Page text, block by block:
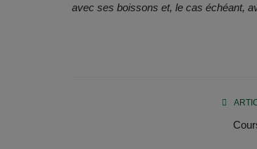
avec ses boissons et, le cas échéant,